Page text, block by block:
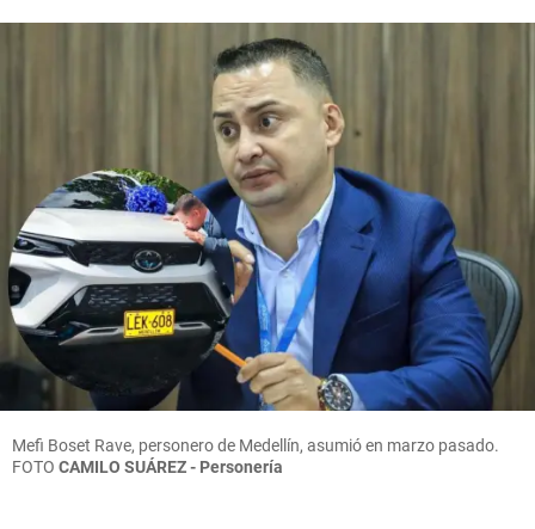
Mefi Boset Rave, personero de Medellín, asumió en marzo pasado.
FOTO CAMILO SUÁREZ - Personería